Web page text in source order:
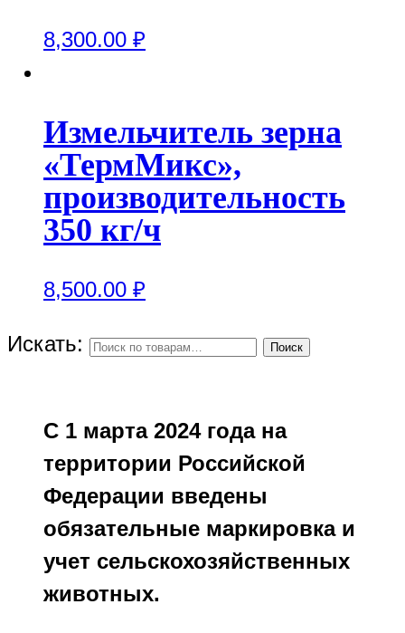
8,300.00 ₽
Измельчитель зерна
«ТермМикс»,
производительность
350 кг/ч
8,500.00 ₽
Искать: Поиск
С 1 марта 2024 года на
территории Российской
Федерации введены
обязательные маркировка и
учет сельскохозяйственных
животных.